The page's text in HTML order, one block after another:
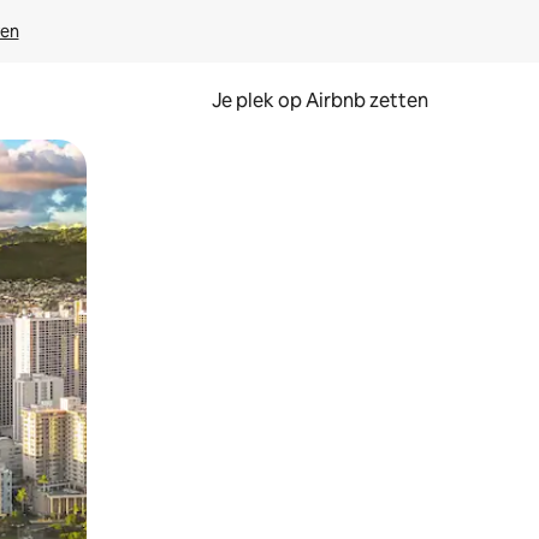
Je plek op Airbnb zetten
of swipen.